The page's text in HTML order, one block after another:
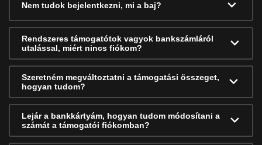
Nem tudok bejelentkezni, mi a baj?
Rendszeres támogatótok vagyok bankszámláról
utalással, miért nincs fiókom?
Szeretném megváltoztatni a támogatási összeget,
hogyan tudom?
Lejár a bankkártyám, hogyan tudom módosítani a
számát a támogatói fiókomban?